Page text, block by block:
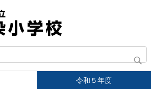
令和５年度